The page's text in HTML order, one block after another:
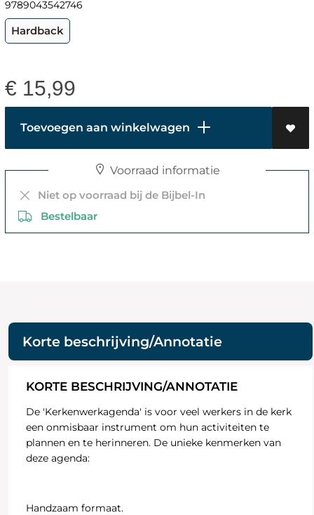
9789043542746
Hardback
€ 15,99
Toevoegen aan winkelwagen
Voorraad informatie
Niet op voorraad bij de Bijbel-In
Bestelbaar
Korte beschrijving/Annotatie
KORTE BESCHRIJVING/ANNOTATIE
De 'Kerkenwerkagenda' is voor veel werkers in de kerk
een onmisbaar instrument om hun activiteiten te
plannen en te herinneren. De unieke kenmerken van
deze agenda:
Handzaam formaat.